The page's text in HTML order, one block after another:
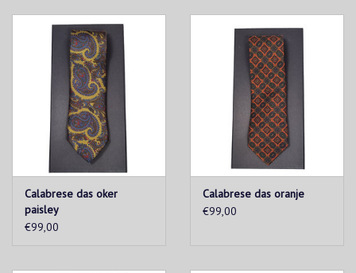
Calabrese das oker
paisley
€99,00
Calabrese das oranje
€99,00